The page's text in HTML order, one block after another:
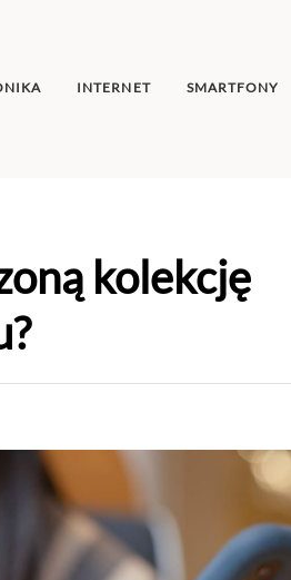
INTERNET SMARTFONY
kolekcję